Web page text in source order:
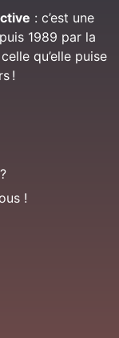
: c’est une
1989 par la
qu’elle puise
!
!